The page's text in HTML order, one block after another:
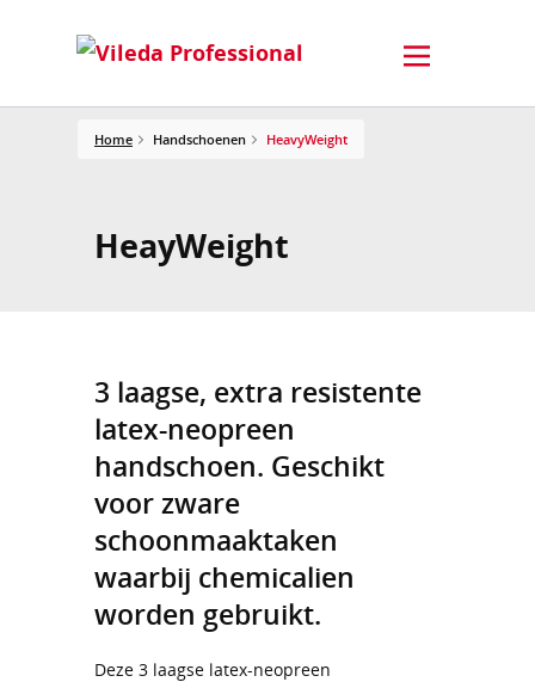
Home Handschoenen HeavyWeight
HeayWeight
3 laagse, extra resistente
latex-neopreen
handschoen. Geschikt
voor zware
schoonmaaktaken
waarbij chemicalien
worden gebruikt.
Deze 3 laagse latex-neopreen